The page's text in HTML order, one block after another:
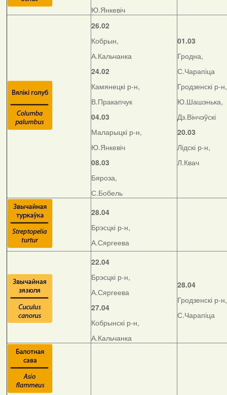
Ю.Янкевіч
26.02
Кобрын,
А.Кальчанка
24.02
Камянецкі р-н,
В.Пракапчук
04.03
Маларыцкі р-н,
Ю.Янкевіч
08.03
Бяроза,
С.Бобель
01.03
Гродна,
С.Чарапіца
Гродзенскі р-н,
Ю.Шашэнька,
Дз.Вінчэўскі
20.03
Лідскі р-н,
Л.Квач
28.04
Брэсцкі р-н,
А.Сяргеева
22.04
Брэсцкі р-н,
А.Сяргеева
27.04
Кобрынскі р-н,
А.Кальчанка
28.04
Гродзенскі р-н,
С.Чарапіца